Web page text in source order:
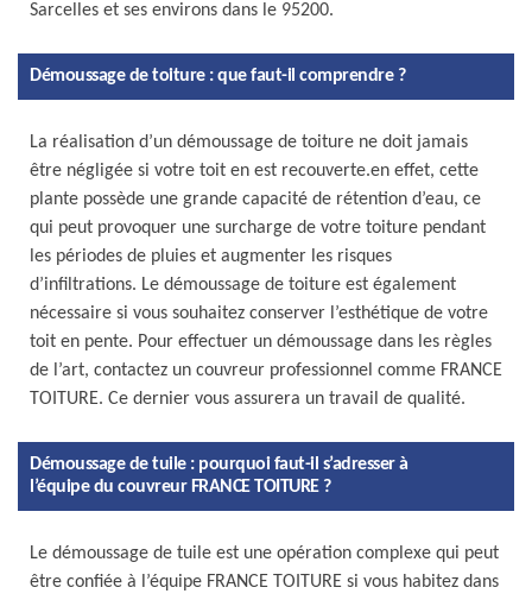
Sarcelles et ses environs dans le 95200.
Démoussage de toiture : que faut-il comprendre ?
La réalisation d’un démoussage de toiture ne doit jamais
être négligée si votre toit en est recouverte.en effet, cette
plante possède une grande capacité de rétention d’eau, ce
qui peut provoquer une surcharge de votre toiture pendant
les périodes de pluies et augmenter les risques
d’infiltrations. Le démoussage de toiture est également
nécessaire si vous souhaitez conserver l’esthétique de votre
toit en pente. Pour effectuer un démoussage dans les règles
de l’art, contactez un couvreur professionnel comme FRANCE
TOITURE. Ce dernier vous assurera un travail de qualité.
Démoussage de tuile : pourquoi faut-il s’adresser à
l’équipe du couvreur FRANCE TOITURE ?
Le démoussage de tuile est une opération complexe qui peut
être confiée à l’équipe FRANCE TOITURE si vous habitez dans